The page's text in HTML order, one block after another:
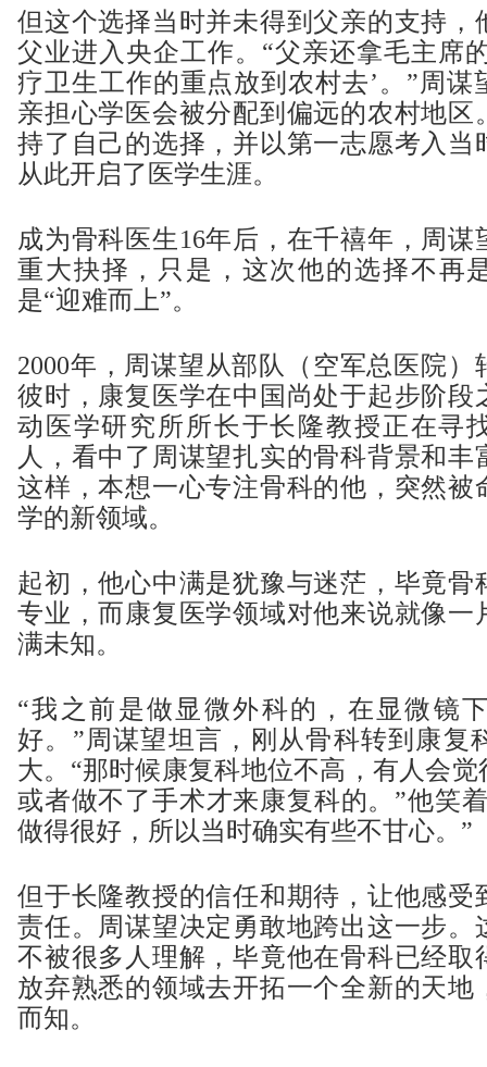
但这个选择当时并未得到父亲的支持，
父业进入央企工作。“父亲还拿毛主席
疗卫生工作的重点放到农村去’。”周谋
亲担心学医会被分配到偏远的农村地区
持了自己的选择，并以第一志愿考入当
从此开启了医学生涯。
成为骨科医生16年后，在千禧年，周谋
重大抉择，只是，这次他的选择不再
是“迎难而上”。
2000年，周谋望从部队（空军总医院）
彼时，康复医学在中国尚处于起步阶段
动医学研究所所长于长隆教授正在寻
人，看中了周谋望扎实的骨科背景和丰
这样，本想一心专注骨科的他，突然被
学的新领域。
起初，他心中满是犹豫与迷茫，毕竟骨
专业，而康复医学领域对他来说就像一
满未知。
“我之前是做显微外科的，在显微镜
好。”周谋望坦言，刚从骨科转到康复
大。“那时候康复科地位不高，有人会
或者做不了手术才来康复科的。”他笑
做得很好，所以当时确实有些不甘心。”
但于长隆教授的信任和期待，让他感受
责任。周谋望决定勇敢地跨出这一步。
不被很多人理解，毕竟他在骨科已经取
放弃熟悉的领域去开拓一个全新的天地
而知。